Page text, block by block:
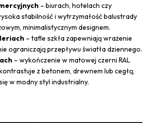
– biurach, hotelach czy
stabilność i wytrzymałość balustrady
minimalistycznym designem.
– tafle szkła zapewniają wrażenie
ograniczają przepływu światła dziennego.
– wykończenie w matowej czerni RAL
z betonem, drewnem lub cegłą,
w modny styl industrialny.